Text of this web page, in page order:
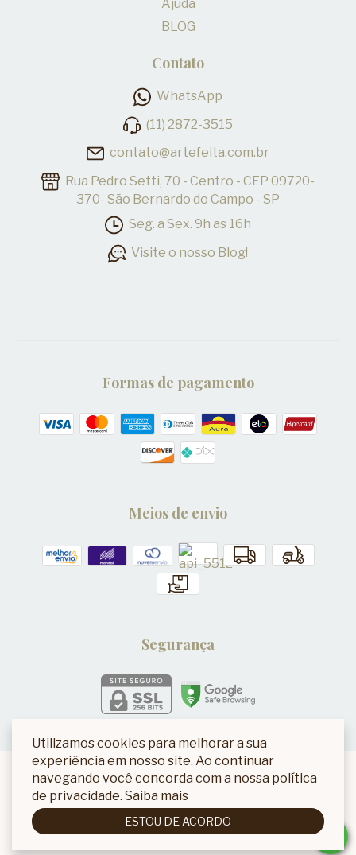
Ajuda
BLOG
Contato
WhatsApp
(11) 2872-3515
contato@artefeita.com.br
Rua Pedro Setti, 70 - Centro - CEP 09720-
370- São Bernardo do Campo - SP
Seg. a Sex. 9h as 16h
Visite o nosso Blog!
Formas de pagamento
Meios de envio
Segurança
Utilizamos cookies para melhorar a sua
experiência em nosso site. Ao continuar
navegando você concorda com a nossa política
de privacidade. Saiba mais
ESTOU DE ACORDO